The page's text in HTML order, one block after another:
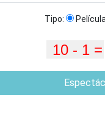
Tipo: Película